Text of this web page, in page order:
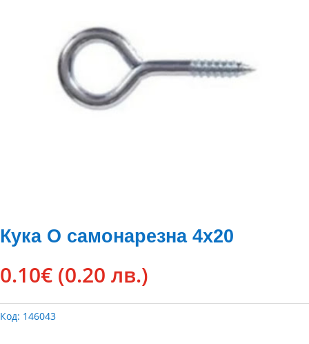
Кука O самонарезна 4х20
0.10€ (0.20 лв.)
Код: 146043